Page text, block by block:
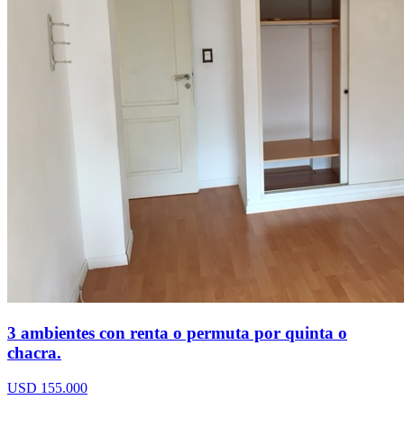
3 ambientes con renta o permuta por quinta o
chacra.
USD 155.000